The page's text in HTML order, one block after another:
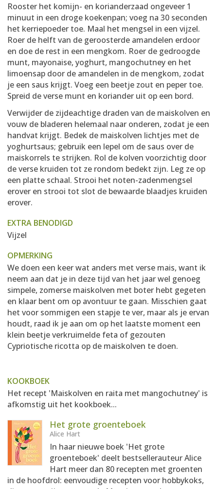
Rooster het komijn- en korianderzaad ongeveer 1
minuut in een droge koekenpan; voeg na 30 seconden
het kerriepoeder toe. Maal het mengsel in een vijzel.
Roer de helft van de geroosterde amandelen erdoor
en doe de rest in een mengkom. Roer de gedroogde
munt, mayonaise, yoghurt, mangochutney en het
limoensap door de amandelen in de mengkom, zodat
je een saus krijgt. Voeg een beetje zout en peper toe.
Spreid de verse munt en koriander uit op een bord.
Verwijder de zijdeachtige draden van de maiskolven en
vouw de bladeren helemaal naar onderen, zodat je een
handvat krijgt. Bedek de maiskolven lichtjes met de
yoghurtsaus; gebruik een lepel om de saus over de
maiskorrels te strijken. Rol de kolven voorzichtig door
de verse kruiden tot ze rondom bedekt zijn. Leg ze op
een platte schaal. Strooi het noten-zadenmengsel
erover en strooi tot slot de bewaarde blaadjes kruiden
erover.
EXTRA BENODIGD
Vijzel
OPMERKING
We doen een keer wat anders met verse mais, want ik
neem aan dat je in deze tijd van het jaar wel genoeg
simpele, zomerse maiskolven met boter hebt gegeten
en klaar bent om op avontuur te gaan. Misschien gaat
het voor sommigen een stapje te ver, maar als je ervan
houdt, raad ik je aan om op het laatste moment een
klein beetje verkruimelde feta of gezouten
Cypriotische ricotta op de maiskolven te doen.
KOOKBOEK
Het recept 'Maiskolven en raita met mangochutney' is
afkomstig uit het kookboek...
Het grote groenteboek
Alice Hart
In haar nieuwe boek 'Het grote
groenteboek' deelt bestsellerauteur Alice
Hart meer dan 80 recepten met groenten
in de hoofdrol: eenvoudige recepten voor hobbykoks,